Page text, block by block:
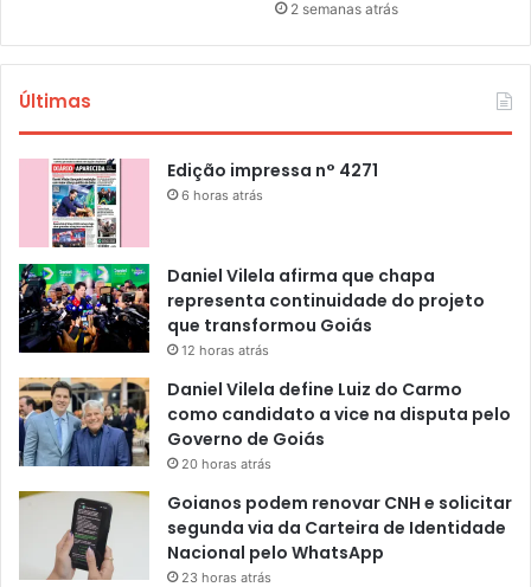
2 semanas atrás
Últimas
Edição impressa n° 4271
6 horas atrás
Daniel Vilela afirma que chapa
representa continuidade do projeto
que transformou Goiás
12 horas atrás
Daniel Vilela define Luiz do Carmo
como candidato a vice na disputa pelo
Governo de Goiás
20 horas atrás
Goianos podem renovar CNH e solicitar
segunda via da Carteira de Identidade
Nacional pelo WhatsApp
23 horas atrás